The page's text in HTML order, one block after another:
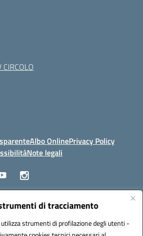
di tracciamento
strumenti di profilazione degli utenti -
CIRCOLO
Albo OnlinePrivacy Policy
Note legali
- Cap 80053 - Castellammare di Stabia
Mail: naic847006@istruzione.it - PEC: